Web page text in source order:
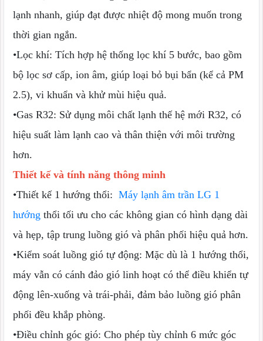
lạnh nhanh, giúp đạt được nhiệt độ mong muốn trong
thời gian ngắn.
•Lọc khí: Tích hợp hệ thống lọc khí 5 bước, bao gồm
bộ lọc sơ cấp, ion âm, giúp loại bỏ bụi bẩn (kể cả PM
2.5), vi khuẩn và khử mùi hiệu quả.
•Gas R32: Sử dụng môi chất lạnh thế hệ mới R32, có
hiệu suất làm lạnh cao và thân thiện với môi trường
hơn.
Thiết kế và tính năng thông minh
•Thiết kế 1 hướng thổi: Máy lạnh âm trần LG 1
hướng thổi tối ưu cho các không gian có hình dạng dài
và hẹp, tập trung luồng gió và phân phối hiệu quả hơn.
•Kiểm soát luồng gió tự động: Mặc dù là 1 hướng thổi,
máy vẫn có cánh đảo gió linh hoạt có thể điều khiển tự
động lên-xuống và trái-phải, đảm bảo luồng gió phân
phối đều khắp phòng.
•Điều chỉnh góc gió: Cho phép tùy chỉnh 6 mức góc